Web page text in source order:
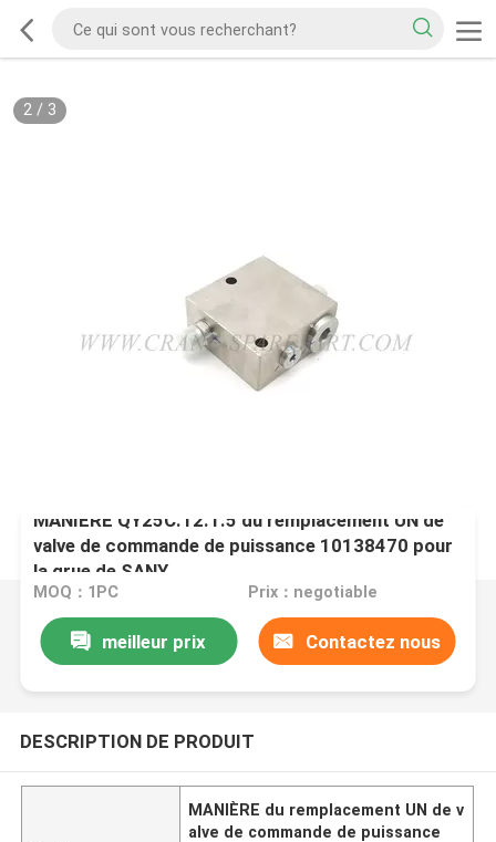
2/ 3
MANIÈRE QY25C.12.1.5 du remplacement UN de
valve de commande de puissance 10138470 pour
la grue de SANY
MOQ：1PC Prix：negotiable
meilleur prix Contactez nous
DESCRIPTION DE PRODUIT
MANIÈRE du remplacement UN de v
alve de commande de puissance